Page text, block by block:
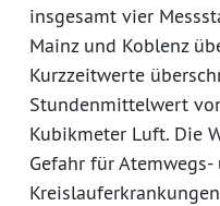
insgesamt vier
Mainz und Koblenz
Kurzzeitwerte
Stundenmittelwert
Kubikmeter Luft. Die
Gefahr für Atemwegs-